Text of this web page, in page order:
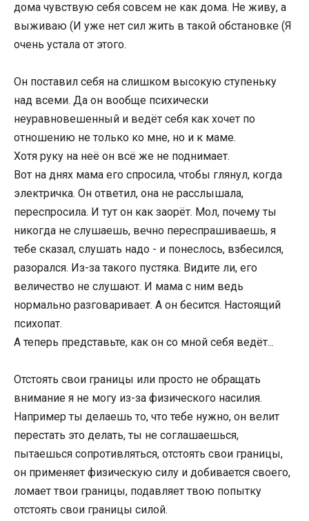
дома чувствую себя совсем не как дома. Не живу, а
выживаю (И уже нет сил жить в такой обстановке (Я
очень устала от этого.
Он поставил себя на слишком высокую ступеньку
над всеми. Да он вообще психически
неуравновешенный и ведёт себя как хочет по
отношению не только ко мне, но и к маме.
Хотя руку на неё он всё же не поднимает.
Вот на днях мама его спросила, чтобы глянул, когда
электричка. Он ответил, она не расслышала,
переспросила. И тут он как заорёт. Мол, почему ты
никогда не слушаешь, вечно переспрашиваешь, я
тебе сказал, слушать надо - и понеслось, взбесился,
разорался. Из-за такого пустяка. Видите ли, его
величество не слушают. И мама с ним ведь
нормально разговаривает. А он бесится. Настоящий
психопат.
А теперь представьте, как он со мной себя ведёт...
Отстоять свои границы или просто не обращать
внимание я не могу из-за физического насилия.
Например ты делаешь то, что тебе нужно, он велит
перестать это делать, ты не соглашаешься,
пытаешься сопротивляться, отстоять свои границы,
он применяет физическую силу и добивается своего,
ломает твои границы, подавляет твою попытку
отстоять свои границы силой.